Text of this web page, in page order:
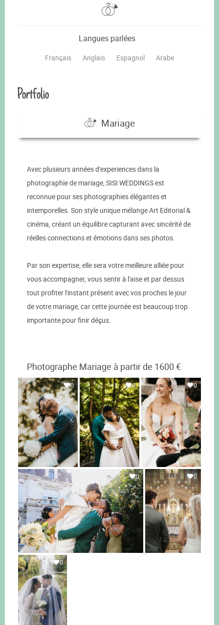
Langues parlées
Français Anglais Espagnol Arabe
Portfolio
Mariage
Avec plusieurs années d'experiences dans la
photographie de mariage, SISI WEDDINGS est
reconnue pour ses photographies élégantes et
intemporelles. Son style unique mélange Art Editorial &
cinéma, créant un équilibre capturant avec sincérité de
réelles connections et émotions dans ses photos.
Par son expertise, elle sera votre meilleure alliée pour
vous accompagner, vous sentir à l'aise et par dessus
tout profiter l'instant présent avec vos proches le jour
de votre mariage, car cette journée est beaucoup trop
importante pour finir déçus.
Photographe Mariage à partir de 1600 €
0 0 0
0 0
0